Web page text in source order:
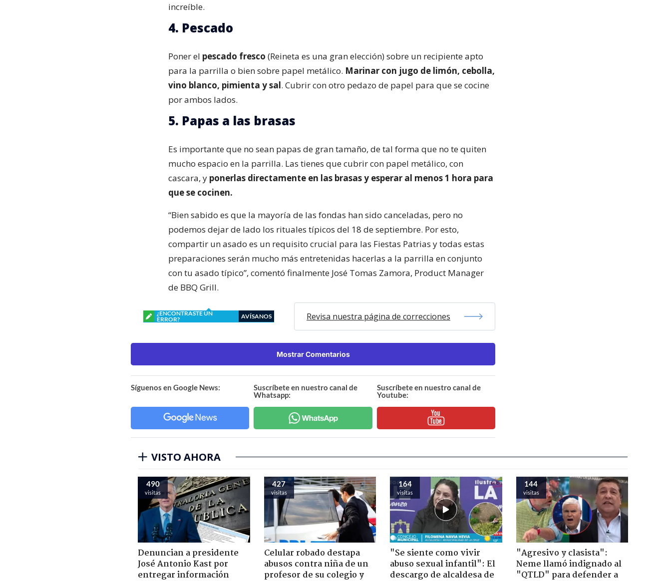
increíble.
4. Pescado
Poner el pescado fresco (Reineta es una gran elección) sobre un recipiente apto
para la parrilla o bien sobre papel metálico. Marinar con jugo de limón, cebolla,
vino blanco, pimienta y sal. Cubrir con otro pedazo de papel para que se cocine
por ambos lados.
5. Papas a las brasas
Es importante que no sean papas de gran tamaño, de tal forma que no te quiten
mucho espacio en la parrilla. Las tienes que cubrir con papel metálico, con
cascara, y ponerlas directamente en las brasas y esperar al menos 1 hora para
que se cocinen.
“Bien sabido es que la mayoría de las fondas han sido canceladas, pero no
podemos dejar de lado los rituales típicos del 18 de septiembre. Por esto,
compartir un asado es un requisito crucial para las Fiestas Patrias y todas estas
preparaciones serán mucho más entretenidas hacerlas a la parrilla en conjunto
con tu asado típico”, comentó finalmente José Tomas Zamora, Product Manager
de BBQ Grill.
¿ENCONTRASTE UN
ERROR?
AVÍSANOS Revisa nuestra página de correcciones
Mostrar Comentarios
Síguenos en Google News:
Suscríbete en nuestro canal de
Whatsapp:
Suscríbete en nuestro canal de
Youtube:
VISTO AHORA
490
visitas
Denuncian a presidente
José Antonio Kast por
entregar información
427
visitas
Celular robado destapa
abusos contra niña de un
profesor de su colegio y
164
visitas
"Se siente como vivir
abuso sexual infantil": El
descargo de alcaldesa de
144
visitas
"Agresivo y clasista":
Neme llamó indignado al
"QTLD" para defender a